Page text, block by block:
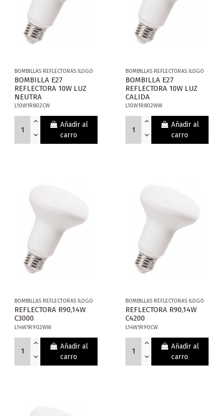
BOMBILLAS REFLECTORAS ILOGO
BOMBILLA E27
REFLECTORA 10W LUZ
NEUTRA
L10W1R802CW
Añadir al
carro
BOMBILLAS REFLECTORAS ILOGO
BOMBILLA E27
REFLECTORA 10W LUZ
CALIDA
L10W1R802WW
Añadir al
carro
BOMBILLAS REFLECTORAS ILOGO
REFLECTORA R90,14W
C3000
L14W1R902WW
Añadir al
carro
BOMBILLAS REFLECTORAS ILOGO
REFLECTORA R90,14W
C4200
L14W1R90CW
Añadir al
carro